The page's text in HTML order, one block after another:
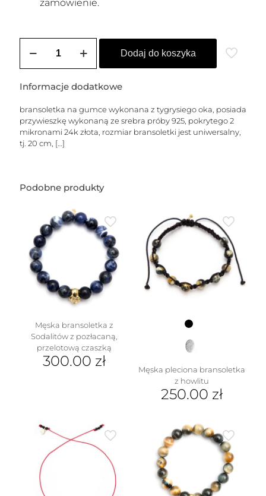
zamówienie.
Męska
fasetowanego
Oka,
z
przelotową
czaszką
Dodaj do koszyka
Informacje dodatkowe
bransoletka na gumce wykonana z tygrysiego oka, posiada
przywieszkę wykonaną ze srebra próby 925, pokrytego 2
mikronami 24k złota, rozmiar bransoletki jest uniwersalny,
tj. 20 cm, […]
Podobne produkty
Męska bransoletka z
Sodalitów z pozłacaną,
przelotową czaszką
300.00 zł
Męska pleciona bransoletka
z howlitu
250.00 zł